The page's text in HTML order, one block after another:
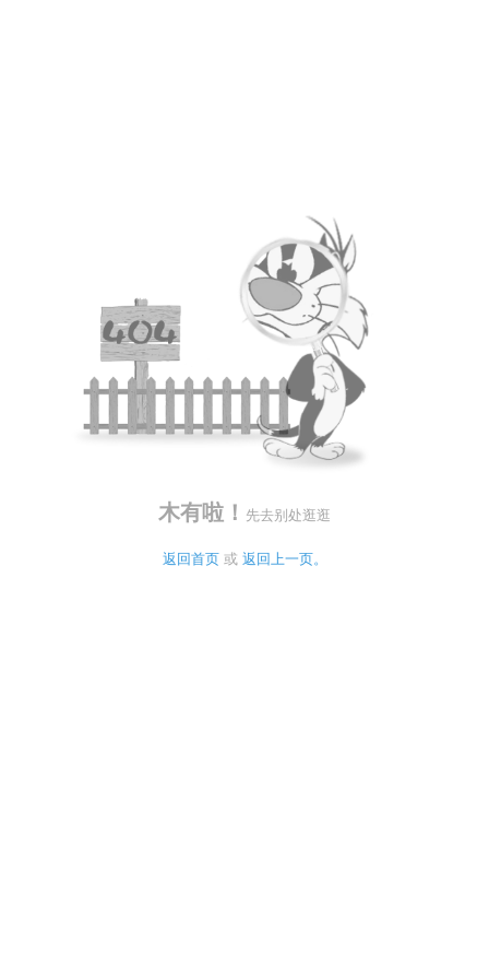
木有啦！ 先去别处逛逛
返回首页 或 返回上一页。